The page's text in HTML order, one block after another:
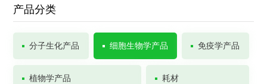
产品分类
分子生化产品 细胞生物学产品 免疫学产品
植物学产品 耗材